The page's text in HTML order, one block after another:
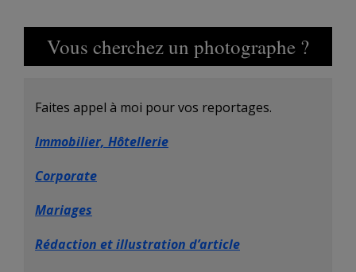
Vous cherchez un photographe ?
Faites appel à moi pour vos reportages.
Immobilier, Hôtellerie
Corporate
Mariages
Rédaction et illustration d’article